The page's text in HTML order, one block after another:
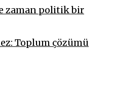
zaman politik bir
Toplum çözümü